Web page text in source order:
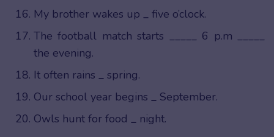
My brother wakes up _ five o’clock.
The football match starts _____ 6 p.m _____
the evening.
It often rains _ spring.
Our school year begins _ September.
Owls hunt for food _ night.